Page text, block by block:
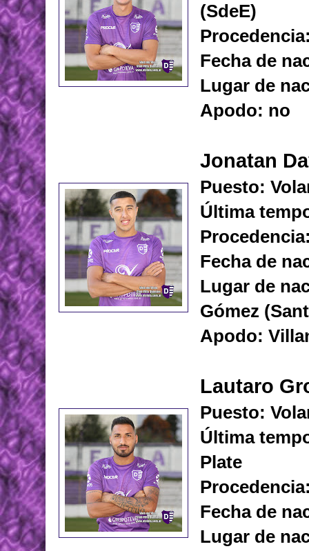
(SdeE)
Fecha de
Lugar de
Apodo: no
Jonatan
Puesto:
Última
Fecha de
Lugar de
Gómez
Apodo:
Lautaro
Puesto:
Última
Plate
Fecha de
Lugar de